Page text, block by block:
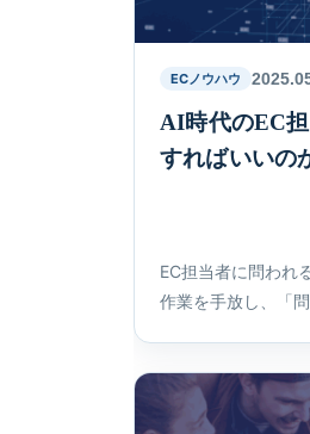
ECノウハウ
AI時代のEC
すればいいの
EC担当者に問われる
作業を手放し、「